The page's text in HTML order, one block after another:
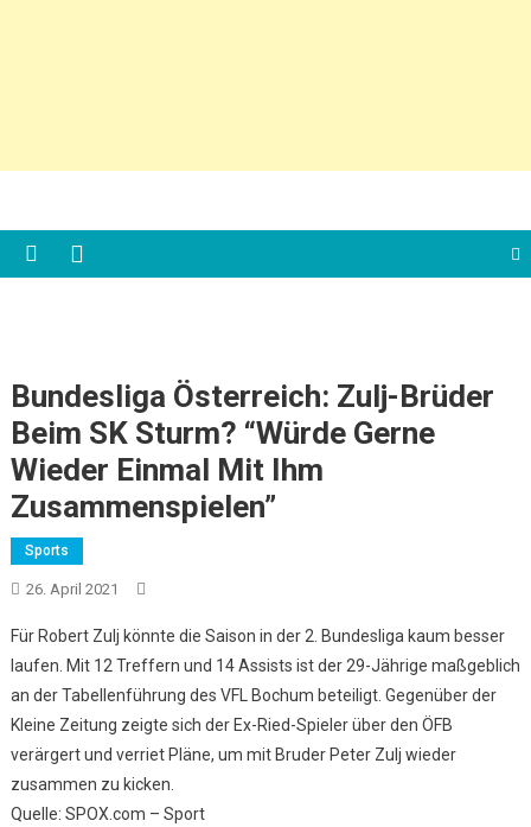
Bundesliga Österreich: Zulj-Brüder
Beim SK Sturm? “Würde Gerne
Wieder Einmal Mit Ihm
Zusammenspielen”
Sports
26. April 2021
Für Robert Zulj könnte die Saison in der 2. Bundesliga kaum besser
laufen. Mit 12 Treffern und 14 Assists ist der 29-Jährige maßgeblich
an der Tabellenführung des VFL Bochum beteiligt. Gegenüber der
Kleine Zeitung zeigte sich der Ex-Ried-Spieler über den ÖFB
verärgert und verriet Pläne, um mit Bruder Peter Zulj wieder
zusammen zu kicken.
Quelle: SPOX.com – Sport